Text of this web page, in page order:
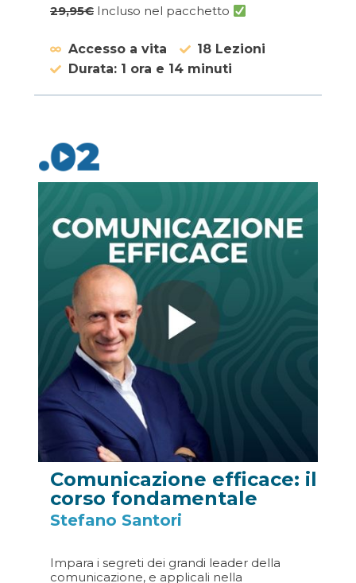
29,95€ Incluso nel pacchetto
Accesso a vita
18 Lezioni
Durata: 1 ora e 14 minuti
Comunicazione efficace: il
corso fondamentale
Stefano Santori
Impara i segreti dei grandi leader della
comunicazione, e applicali nella